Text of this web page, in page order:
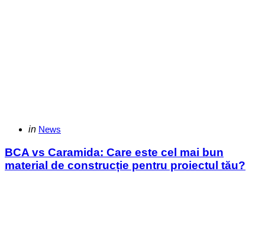
Categories
Posted
in News
BCA vs Caramida: Care este cel mai bun
material de construcție pentru proiectul tău?